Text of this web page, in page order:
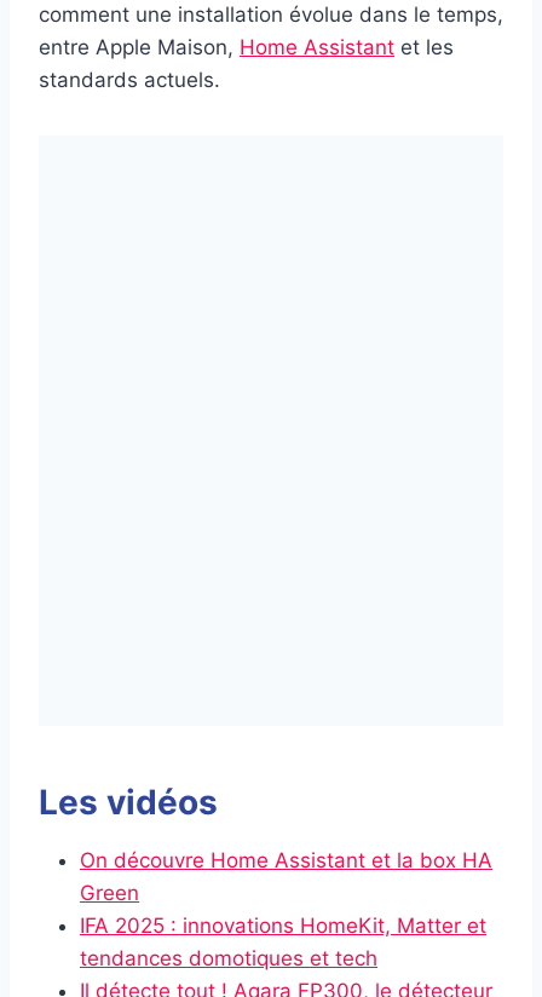
comment une installation évolue dans le temps,
entre Apple Maison, Home Assistant et les
standards actuels.
Les vidéos
On découvre Home Assistant et la box HA
Green
IFA 2025 : innovations HomeKit, Matter et
tendances domotiques et tech
Il détecte tout ! Aqara FP300, le détecteur